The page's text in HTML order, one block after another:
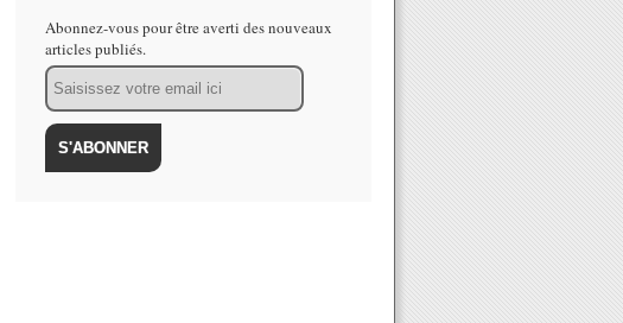
Abonnez-vous pour être averti des nouveaux
articles publiés.
Email